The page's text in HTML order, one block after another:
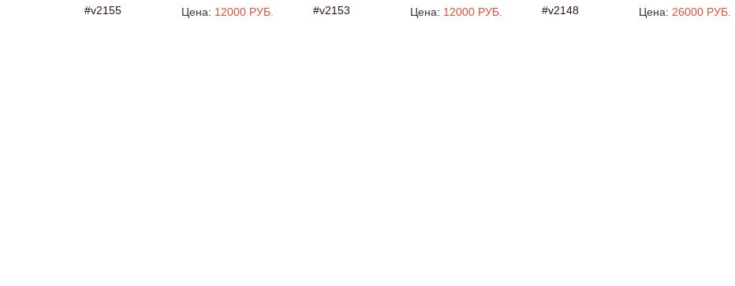
#v2155
Цена: 12000 РУБ.
#v2153
Цена: 12000 РУБ.
#v2148
Цена: 26000 РУБ.